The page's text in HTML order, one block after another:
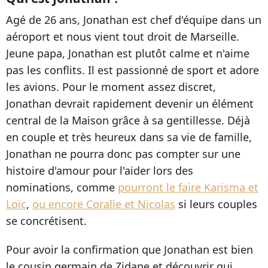
Agé de 26 ans, Jonathan est chef d'équipe dans un
aéroport et nous vient tout droit de Marseille.
Jeune papa, Jonathan est plutôt calme et n'aime
pas les conflits. Il est passionné de sport et adore
les avions. Pour le moment assez discret,
Jonathan devrait rapidement devenir un élément
central de la Maison grâce à sa gentillesse. Déjà
en couple et très heureux dans sa vie de famille,
Jonathan ne pourra donc pas compter sur une
histoire d'amour pour l'aider lors des
nominations, comme pourront le faire Karisma et
Loïc, ou encore Coralie et Nicolas si leurs couples
se concrétisent.
Pour avoir la confirmation que Jonathan est bien